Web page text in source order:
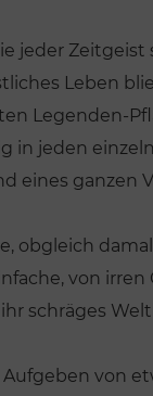
jeder Zeitgeist
Leben
Legenden-
in jeden
eines ganzen
obgleich
von irren
schräges
von